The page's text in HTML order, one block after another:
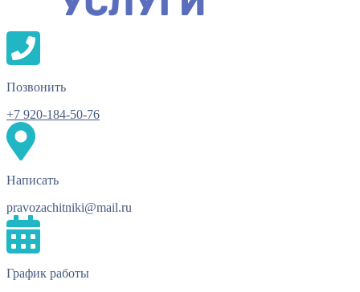
Позвонить
+7 920-184-50-76
Написать
pravozachitniki@mail.ru
График работы